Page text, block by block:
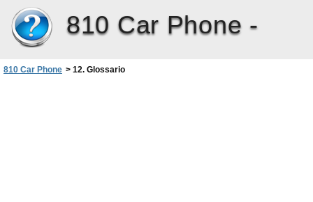
810 Car Phone -
810 Car Phone > 12. Glossario